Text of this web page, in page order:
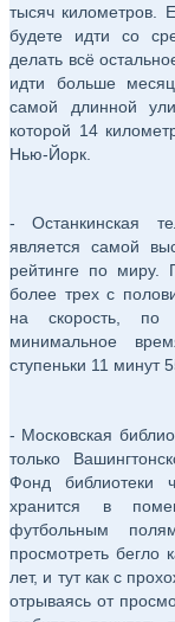
тысяч километров.
будете идти со
делать всё
идти больше
самой длинной
которой 14
Нью-Йорк.
- Останкинская
является самой
рейтинге по
более трех с
на скорость, по
минимальное
ступеньки 11 минут
- Московская
только
Фонд библиотеки
хранится в
футбольным
просмотреть бегло
лет, и тут как с
отрываясь от